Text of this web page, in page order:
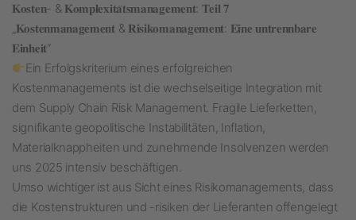
𝐊𝐨𝐬𝐭𝐞𝐧- & 𝐊𝐨𝐦𝐩𝐥𝐞𝐱𝐢𝐭𝐚̈𝐭𝐬𝐦𝐚𝐧𝐚𝐠𝐞𝐦𝐞𝐧𝐭: 𝐓𝐞𝐢𝐥 𝟕
„𝐊𝐨𝐬𝐭𝐞𝐧𝐦𝐚𝐧𝐚𝐠𝐞𝐦𝐞𝐧𝐭 & 𝐑𝐢𝐬𝐢𝐤𝐨𝐦𝐚𝐧𝐚𝐠𝐞𝐦𝐞𝐧𝐭: 𝐄𝐢𝐧𝐞 𝐮𝐧𝐭𝐫𝐞𝐧𝐧𝐛𝐚𝐫𝐞
𝐄𝐢𝐧𝐡𝐞𝐢𝐭“
Ein Erfolgskriterium eines erfolgreichen
Kostenmanagements ist die wechselseitige Integration mit
dem Supply Chain Risk Management. Fragile Lieferketten,
signifikante geopolitische Instabilitäten, Inflation,
Materialknappheiten und zunehmende Insolvenzen werden
uns 2025 intensiv beschäftigen.
Umso wichtiger ist aus Sicht eines Risikomanagements, dass
die Kostenstrukturen und -risiken der Lieferanten offengelegt